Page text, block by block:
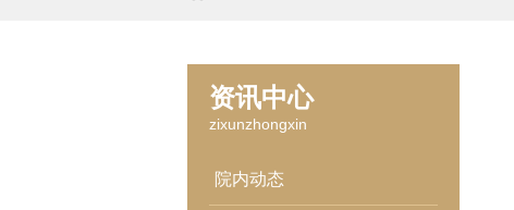
资讯中心
zixunzhongxin
院内动态